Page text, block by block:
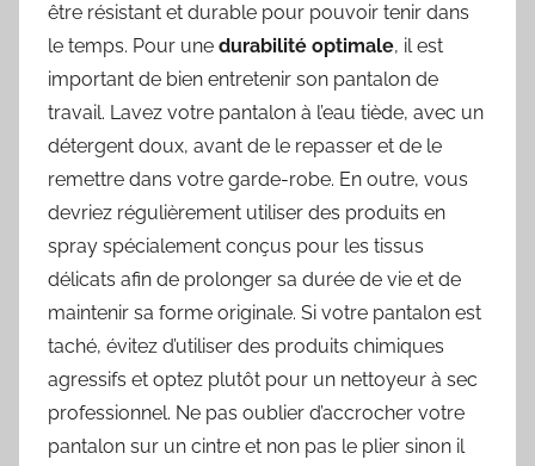
être résistant et durable pour pouvoir tenir dans
le temps. Pour une durabilité optimale, il est
important de bien entretenir son pantalon de
travail. Lavez votre pantalon à l’eau tiède, avec un
détergent doux, avant de le repasser et de le
remettre dans votre garde-robe. En outre, vous
devriez régulièrement utiliser des produits en
spray spécialement conçus pour les tissus
délicats afin de prolonger sa durée de vie et de
maintenir sa forme originale. Si votre pantalon est
taché, évitez d’utiliser des produits chimiques
agressifs et optez plutôt pour un nettoyeur à sec
professionnel. Ne pas oublier d’accrocher votre
pantalon sur un cintre et non pas le plier sinon il